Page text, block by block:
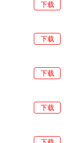
下载
下载
下载
下载